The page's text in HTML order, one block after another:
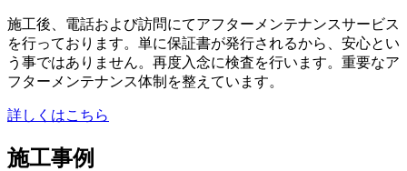
施工後、電話および訪問にてアフターメンテナンスサービス
を行っております。単に保証書が発行されるから、安心とい
う事ではありません。再度入念に検査を行います。重要なア
フターメンテナンス体制を整えています。
詳しくはこちら
施工事例